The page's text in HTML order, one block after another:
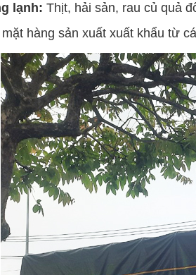
lạnh: Thịt, hải sản, rau củ quả
mặt hàng sản xuất xuất khẩu từ